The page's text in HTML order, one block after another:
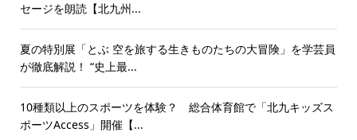
セージを朗読【北九州...
夏の特別展「とぶ 空を旅する生きものたちの大冒険」を学芸員
が徹底解説！ “史上最...
10種類以上のスポーツを体験？ 総合体育館で「北九キッズス
ポーツAccess」開催【...